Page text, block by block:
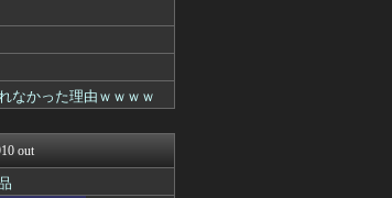
まとめ速報-
)？
とめ速報
グ（情報戦仕様...
き速報‼︎
)？
なかった理由ｗｗｗｗ
out